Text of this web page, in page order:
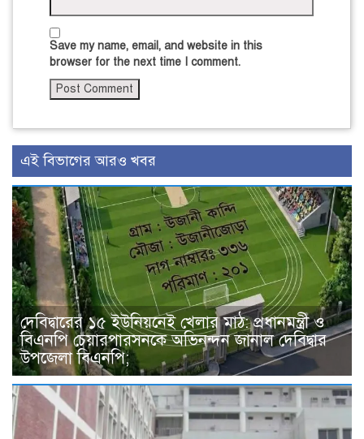
Save my name, email, and website in this
browser for the next time I comment.
এই বিভাগের আরও খবর
দেবিদ্বারের ১৫ ইউনিয়নেই খেলার মাঠ: প্রধানমন্ত্রী ও
বিএনপি চেয়ারপারসনকে অভিনন্দন জানাল দেবিদ্বার
উপজেলা বিএনপি;